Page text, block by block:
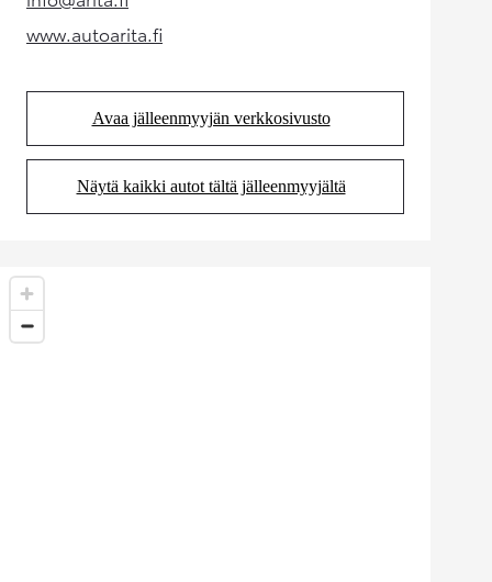
(Aukeaa uudessa välilehdessä)
www.autoarita.fi(Aukeaa uudessa välilehdessä)
Avaa jälleenmyyjän verkkosivusto
(Aukeaa uudessa välilehdessä)
Näytä kaikki autot tältä jälleenmyyjältä
(Aukeaa uudessa välilehdessä)